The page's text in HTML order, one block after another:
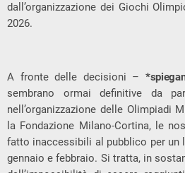
dall’organizzazione dei Giochi
2026.
A fronte delle decisioni –
sembrano ormai definitive da
nell’organizzazione delle Olimpiadi
la Fondazione Milano-Cortina, le
fatto inaccessibili al pubblico per un
gennaio e febbraio. Si tratta, in